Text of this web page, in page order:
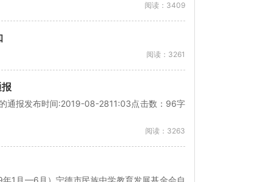
阅读：3409
阅读：3261
通报发布时间:2019-08-2811:03点击数：96字
阅读：3263
1月—6月）宁德市民族中学教育发展基金会自